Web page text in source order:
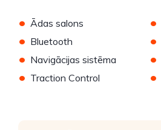
• Ādas salons •
• Bluetooth •
• Navigācijas sistēma •
• Traction Control •